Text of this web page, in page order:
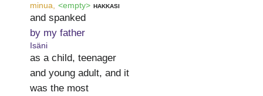
minua, <empty> hakkasi
and spanked
by my father
Isäni
as a child, teenager
and young adult, and it
was the most